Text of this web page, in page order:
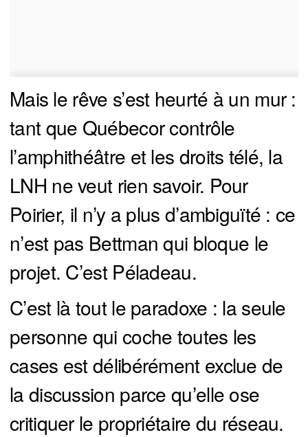
Mais le rêve s’est heurté à un mur :
tant que Québecor contrôle
l’amphithéâtre et les droits télé, la
LNH ne veut rien savoir. Pour
Poirier, il n’y a plus d’ambiguïté : ce
n’est pas Bettman qui bloque le
projet. C’est Péladeau.
C’est là tout le paradoxe : la seule
personne qui coche toutes les
cases est délibérément exclue de
la discussion parce qu’elle ose
critiquer le propriétaire du réseau.